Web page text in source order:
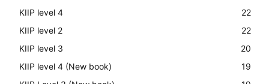
KIIP level 4
22
KIIP level 2
22
KIIP level 3
20
KIIP level 4 (New book)
19